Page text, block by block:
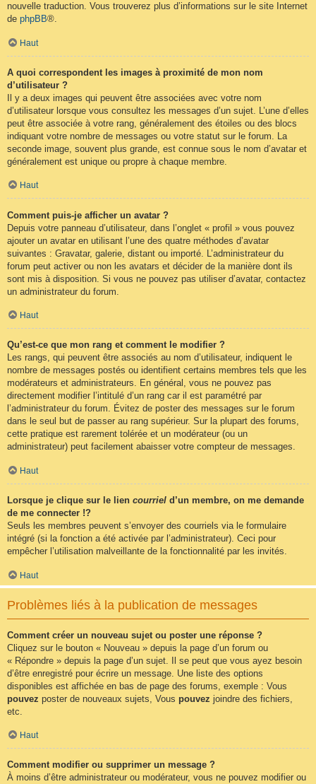
nouvelle traduction. Vous trouverez plus d’informations sur le site Internet
de phpBB®.
Haut
A quoi correspondent les images à proximité de mon nom
d’utilisateur ?
Il y a deux images qui peuvent être associées avec votre nom
d’utilisateur lorsque vous consultez les messages d’un sujet. L’une d’elles
peut être associée à votre rang, généralement des étoiles ou des blocs
indiquant votre nombre de messages ou votre statut sur le forum. La
seconde image, souvent plus grande, est connue sous le nom d’avatar et
généralement est unique ou propre à chaque membre.
Haut
Comment puis-je afficher un avatar ?
Depuis votre panneau d’utilisateur, dans l’onglet « profil » vous pouvez
ajouter un avatar en utilisant l’une des quatre méthodes d’avatar
suivantes : Gravatar, galerie, distant ou importé. L’administrateur du
forum peut activer ou non les avatars et décider de la manière dont ils
sont mis à disposition. Si vous ne pouvez pas utiliser d’avatar, contactez
un administrateur du forum.
Haut
Qu’est-ce que mon rang et comment le modifier ?
Les rangs, qui peuvent être associés au nom d’utilisateur, indiquent le
nombre de messages postés ou identifient certains membres tels que les
modérateurs et administrateurs. En général, vous ne pouvez pas
directement modifier l’intitulé d’un rang car il est paramétré par
l’administrateur du forum. Évitez de poster des messages sur le forum
dans le seul but de passer au rang supérieur. Sur la plupart des forums,
cette pratique est rarement tolérée et un modérateur (ou un
administrateur) peut facilement abaisser votre compteur de messages.
Haut
Lorsque je clique sur le lien courriel d’un membre, on me demande
de me connecter !?
Seuls les membres peuvent s’envoyer des courriels via le formulaire
intégré (si la fonction a été activée par l’administrateur). Ceci pour
empêcher l’utilisation malveillante de la fonctionnalité par les invités.
Haut
Problèmes liés à la publication de messages
Comment créer un nouveau sujet ou poster une réponse ?
Cliquez sur le bouton « Nouveau » depuis la page d’un forum ou
« Répondre » depuis la page d’un sujet. Il se peut que vous ayez besoin
d’être enregistré pour écrire un message. Une liste des options
disponibles est affichée en bas de page des forums, exemple : Vous
pouvez poster de nouveaux sujets, Vous pouvez joindre des fichiers,
etc.
Haut
Comment modifier ou supprimer un message ?
À moins d’être administrateur ou modérateur, vous ne pouvez modifier ou